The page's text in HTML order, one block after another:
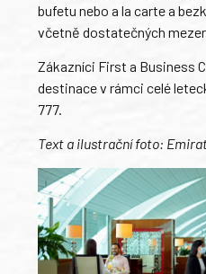
bufetu nebo a la carte a
včetně dostatečných
Zákazníci First a Business
destinace v rámci celé
777.
Text a ilustrační foto: